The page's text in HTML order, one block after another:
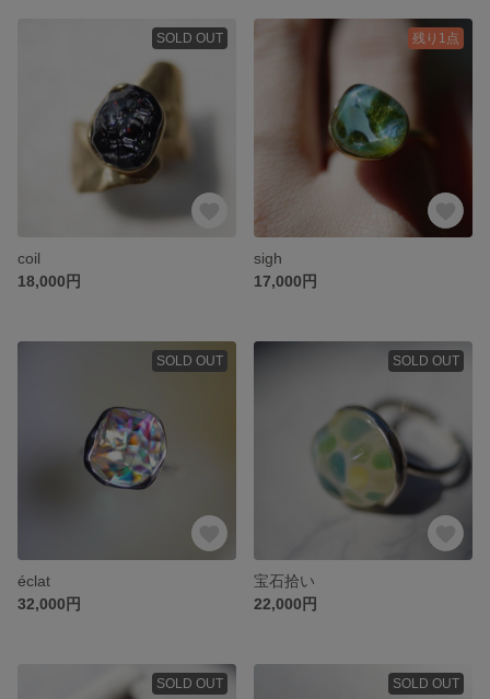
SOLD OUT
coil
18,000円
残り1点
sigh
17,000円
SOLD OUT
éclat
32,000円
SOLD OUT
宝石拾い
22,000円
SOLD OUT SOLD OUT